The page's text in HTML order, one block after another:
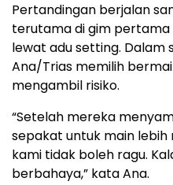
Pertandingan berjalan
terutama di gim
lewat adu setting. Dalam
Ana/Trias memilih
mengambil risiko.
“Setelah mereka
sepakat untuk main lebih
kami tidak boleh ragu.
berbahaya,” kata Ana.